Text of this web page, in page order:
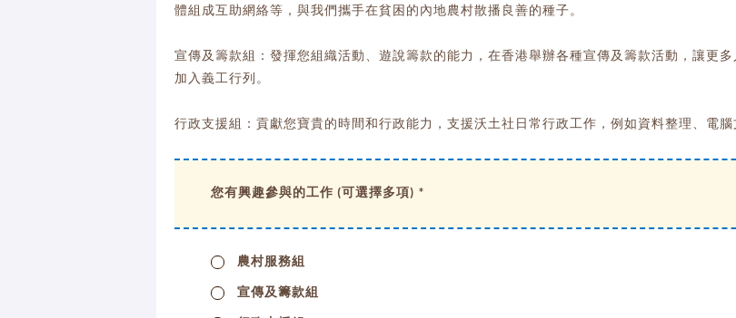
體組成互助網絡等，與我們攜手在貧困的內地農村散播良善的種子。
宣傳及籌款組：發揮您組織活動、遊說籌款的能力，在香港舉辦各種宣傳及籌款活動，讓更
加入義工行列。
行政支援組：貢獻您寶貴的時間和行政能力，支援沃土社日常行政工作，例如資料整理、電腦
您有興趣參與的工作 (可選擇多項) *
農村服務組
宣傳及籌款組